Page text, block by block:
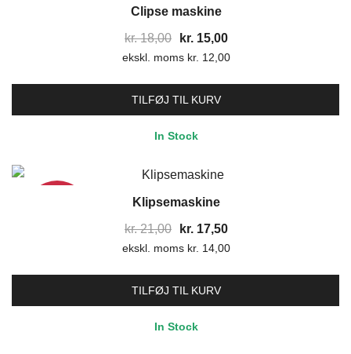
Clipse maskine
kr.18,00
Den
oprindelige
var:
kr. 18,00.
kr. 15,00Den
aktuelle
kr. 15,00.
ekskl. moms kr. 12,00
TILFØJ TIL KURV
In Stock
Klipsemaskine
kr.21,00
Den
oprindelige
var:
kr. 21,00.
kr. 17,50Den
aktuelle
kr. 17,50.
ekskl. moms kr. 14,00
TILFØJ TIL KURV
In Stock